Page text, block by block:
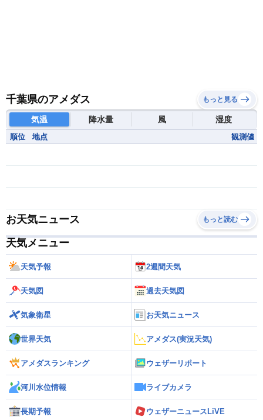
千葉県のアメダス もっと見る
気温 降水量 風 湿度
順位 地点 観測値
お天気ニュース もっと読む
天気メニュー
天気予報 2週間天気
天気図 過去天気図
気象衛星 お天気ニュース
世界天気 アメダス(実況天気)
アメダスランキング ウェザーリポート
河川水位情報 ライブカメラ
長期予報 ウェザーニュースLiVE